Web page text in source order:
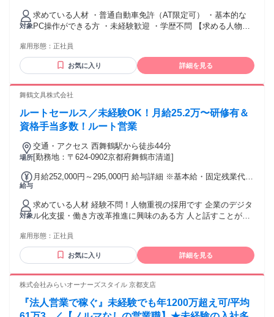
月あたり5万1300円 〜（固定残業時間：1ヶ月あたり30時間）
固定残業時間を超えた勤務時間については別途残業代を支給
する 【一律手当】 全員に一律で支払われる通勤・皆勤・家族
手当金額：なし 全員に一律で支払われるその他手当金額：あ
一律手当含みます
対象
求めている人材 ・普通自動車免許（AT限定可） ・基本的な
PC操作ができる方 ・未経験歓迎 ・学歴不問 【求める人物
ができる⽅） ＊⼈とコミュニケーションを取りながら仕事を
進められる⽅ ＊経験はなくても、とにかくやる気がある⽅！
＼こんな方にピッタリ／ ✅安定企業で長く働きたい方 ✅社会
専門知識を身につけたい方 ✅収入アップを目指したい方 非常
もちろん、 異業種からの転職も歓迎します。 官公庁や企業と
のやり取りが多く、 信頼関係を大切にした 営業スタイルを求
スタッフ／Oさん 入社13年目 入社した当時は、電源設備に関
する知識はまったくなく、 営業も未経験でした。それでも、
階的に学べる環境が整っており、 半年ほどで一人立ちするこ
雰囲気があり、 未経験でも不安を感じることはありませんで
した。 京都府・滋賀県を中心に、社会インフラを支える仕事
ンまで幅広い世代が活躍しており、 新しく入社される方も全
力でサポートします。 一緒に成長していきましょう。 年齢の
条件と理由：あり（例外事由3号のイ・35歳未満（長期勤続に
雇用形態： 正社員
お気に入り 詳細を見る
舞鶴文具株式会社
ルートセールス／未経験OK！月給25.2万〜研修有＆
資格手当多数！ルート営業
場所
交通・アクセス 西舞鶴駅から徒歩44分
[勤務地：〒624-0902京都府舞鶴市清道]
給与
月給252,000円～295,000円 給与詳細 ※基本給・固定残業代・
代：あり 1ヶ月あたり4万6000円 〜 5万5000円（固定残業時
間：1ヶ月あたり30時間） 固定残業時間を超えた勤務時間に
ついては別途残業代を支給する 【一律手当】 全員に一律で支
払われる通勤・皆勤・家族手当金額：なし 全員に一律で支払
部署ごとの都度インセンティブ制度あり(3ヶ月に１度支給)
Ex.〇〇を1本販売するごとに+〇万 ～の業務改善を推進した
ので+〇万 試用・研修期間：最長6カ月 試用・研修期間の条
件：給与・勤務時間条件が異なる 期間中の給与以外の待遇は
正社員と同等となります。 【給与】 本採用と異なる 基本給 :
月給 19万5000円 〜 21万円 固定残業代：あり 1ヶ月あたり4
対象
求めている人材 経験不問！人物重視の採用です 企業のデジタ
ル化支援・働き方改革推進に興味のある方 人と話すことが好
条件と理由：あり（例外事由3号のイ・50歳未満（長期勤続に
よるキャリア形成のため））
雇用形態： 正社員
お気に入り 詳細を見る
株式会社みらいオーナーズスタイル 京都支店
『法人営業で稼ぐ』未経験でも年1200万超え可/平均